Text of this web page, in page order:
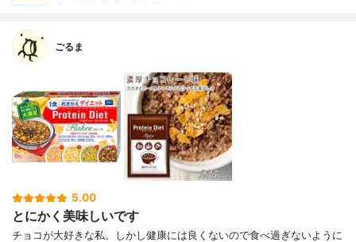
ごるま
5.00
とにかく美味しいです
チョコが大好きな私。しかし健康には良くないので食べ過ぎないように